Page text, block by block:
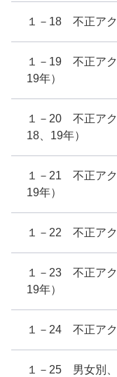
１－18 不正ア
１－19 不正ア
19年）
１－20 不正ア
18、19年）
１－21 不正ア
19年）
１－22 不正ア
１－23 不正ア
19年）
１－24 不正ア
１－25 男女別